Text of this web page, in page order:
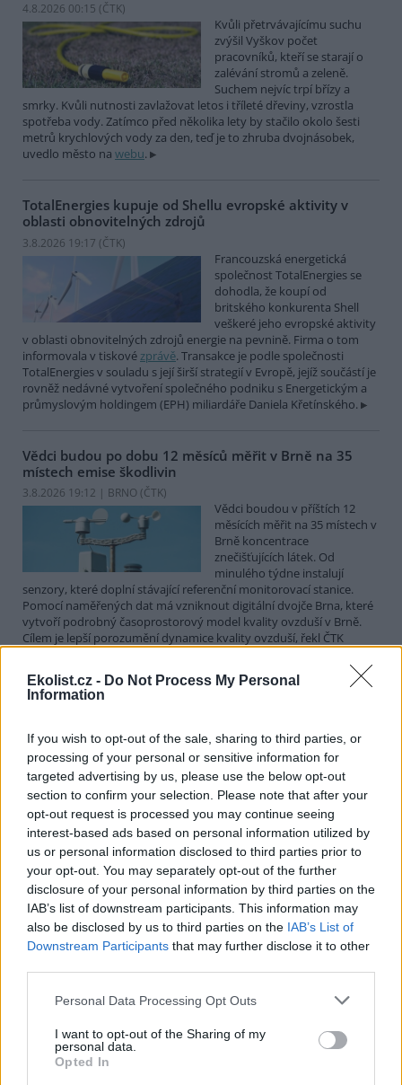
Ekolist.cz - Do Not Process My Personal
Information
If you wish to opt-out of the sale, sharing to third parties, or
processing of your personal or sensitive information for
targeted advertising by us, please use the below opt-out
section to confirm your selection. Please note that after your
opt-out request is processed you may continue seeing
interest-based ads based on personal information utilized by
us or personal information disclosed to third parties prior to
your opt-out. You may separately opt-out of the further
disclosure of your personal information by third parties on the
IAB’s list of downstream participants. This information may
also be disclosed by us to third parties on the IAB’s List of
Downstream Participants that may further disclose it to other
Personal Data Processing Opt Outs
I want to opt-out of the Sharing of my
personal data.
Opted In
4.8.2026 00:15 (ČTK)
Kvůli přetrvávajícímu suchu
zvýšil Vyškov počet
pracovníků, kteří se starají o
zalévání stromů a zeleně.
Suchem nejvíc trpí břízy a
smrky. Kvůli nutnosti zavlažovat letos i tříleté dřeviny, vzrostla
spotřeba vody. Zatímco před několika lety by stačilo okolo šesti
metrů krychlových vody za den, teď je to zhruba dvojnásobek,
uvedlo město na webu.
TotalEnergies kupuje od Shellu evropské aktivity v
oblasti obnovitelných zdrojů
3.8.2026 19:17 (ČTK)
Francouzská energetická
společnost TotalEnergies se
dohodla, že koupí od
britského konkurenta Shell
veškeré jeho evropské aktivity
v oblasti obnovitelných zdrojů energie na pevnině. Firma o tom
informovala v tiskovézprávě. Transakce je podle společnosti
TotalEnergies v souladu s její širší strategií v Evropě, jejíž součástí je
rovněž nedávné vytvoření společného podniku s Energetickým a
průmyslovým holdingem (EPH) miliardáře Daniela Křetínského.
Vědci budou po dobu 12 měsíců měřit v Brně na 35
místech emise škodlivin
3.8.2026 19:12 | BRNO (ČTK)
Vědci boudou v příštích 12
měsících měřit na 35 místech v
Brně koncentrace
znečišťujících látek. Od
minulého týdne instalují
senzory, které doplní stávající referenční monitorovací stanice.
Pomocí naměřených dat má vzniknout digitální dvojče Brna, které
vytvoří podrobný časoprostorový model kvality ovzduší v Brně.
Cílem je lepší porozumění dynamice kvality ovzduší, řekl ČTK
Soutěska Sibiř v Teplických skalách v létě chladí, dnes
3.8.2026 16:12 | TEPLICE NAD METUJÍ (ČTK)
Zájem o Teplické skály na
Náchodsku je v letních
měsících značný. Lidé
vyhledávají ve vedrech
příjemné klima skalních měst.
Příkladem je soutěska Sibiř, kde je v létě teplotní rozdíl nejméně 15
stupňů Celsia. ČTK to řekla tajemnice městského úřadu v Teplicích
nad Metují Markéta Strnadová. Teplické skály patří městu. Do
soutěsky Sibiř se lze dostat běžně, je součástí prohlídkového
okruhu.
Farmáři mají kvůli suchu problémy s nedostatkem
sena na krmení
3.8.2026 15:55 | ŽELEZNÝ ÚJEZD ( ČTK
Diskuse: 12
dalších částech Česka mají